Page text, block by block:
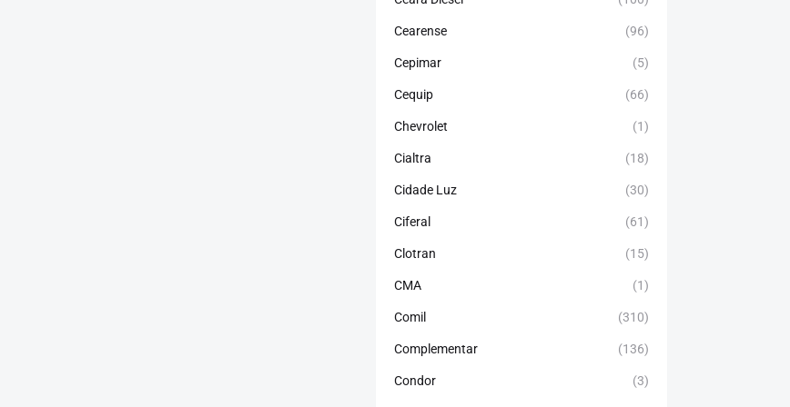
Cearense (96)
Cepimar (5)
Cequip (66)
Chevrolet (1)
Cialtra (18)
Cidade Luz (30)
Ciferal (61)
Clotran (15)
CMA (1)
Comil (310)
Complementar (136)
Condor (3)